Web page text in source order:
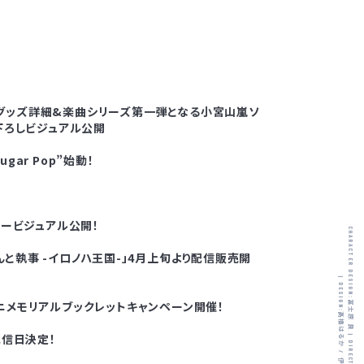
ズ詳細&楽曲シリーズ第一弾となる小宮山嵐ソ
しビジュアル公開
Pop”始動！
ビジュアル公開！
と執事 -イロノハ王国-」4月上旬より配信販売開
モリアルブックレットキャンペーン開催！
日決定！
CHARACTER DESIGN:
冨士原 良
|
|
DESIGN:
髙橋はるか
/